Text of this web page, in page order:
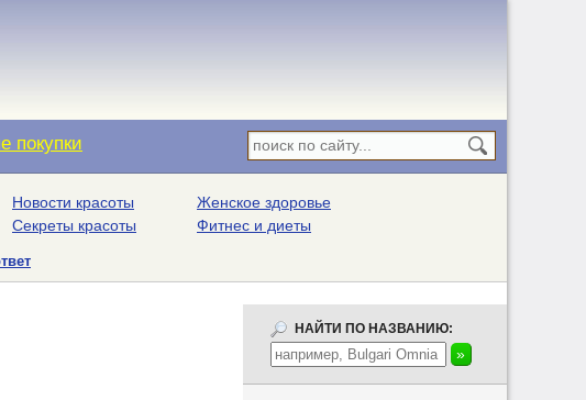
покупки
Новости красоты
Секреты красоты
Женское здоровье
Фитнес и диеты
НАЙТИ ПО НАЗВАНИЮ: